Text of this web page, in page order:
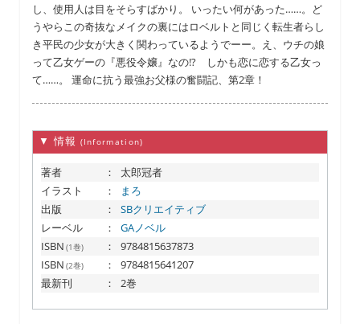
し、使用人は目をそらすばかり。 いったい何があった……。ど
うやらこの奇抜なメイクの裏にはロベルトと同じく転生者らし
き平民の少女が大きく関わっているようでーー。え、ウチの娘
って乙女ゲーの『悪役令嬢』なの!? しかも恋に恋する乙女っ
て……。 運命に抗う最強お父様の奮闘記、第2章！
▼ 情報 (Information)
著者 ：
太郎冠者
イラスト
：
まろ
出版
：
SBクリエイティブ
レーベル
：
GAノベル
ISBN (1巻) ：
9784815637873
ISBN (2巻) ：
9784815641207
最新刊
： 2巻